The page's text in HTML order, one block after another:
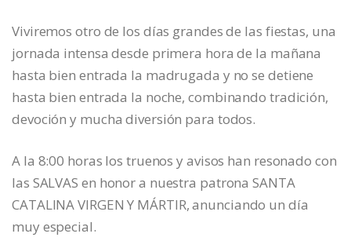
Viviremos otro de los días grandes de las fiestas, una
jornada intensa desde primera hora de la mañana
hasta bien entrada la madrugada y no se detiene
hasta bien entrada la noche, combinando tradición,
devoción y mucha diversión para todos.
A la 8:00 horas los truenos y avisos han resonado con
las SALVAS en honor a nuestra patrona SANTA
CATALINA VIRGEN Y MÁRTIR, anunciando un día
muy especial.